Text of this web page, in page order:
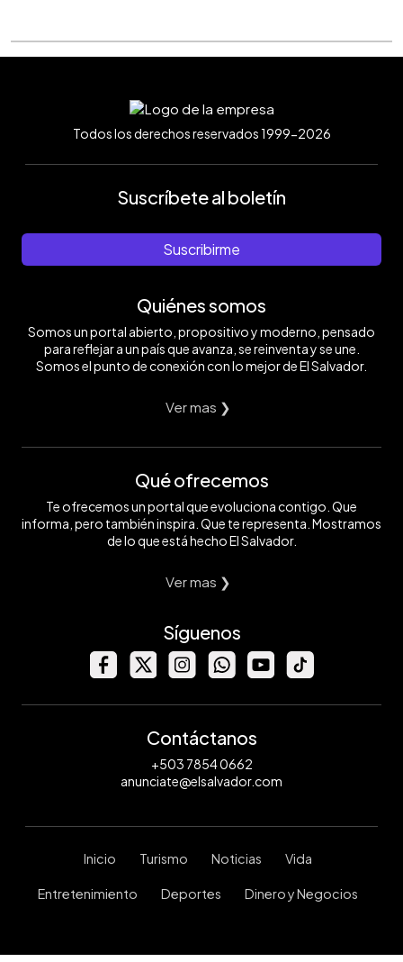
Todos los derechos reservados 1999-2026
Suscríbete al boletín
Suscribirme
Quiénes somos
Somos un portal abierto, propositivo y moderno, pensado
para reflejar a un país que avanza, se reinventa y se une.
Somos el punto de conexión con lo mejor de El Salvador.
Ver mas ❯
Qué ofrecemos
Te ofrecemos un portal que evoluciona contigo. Que
informa, pero también inspira. Que te representa. Mostramos
de lo que está hecho El Salvador.
Ver mas ❯
Síguenos
Contáctanos
+503 7854 0662
anunciate@elsalvador.com
Inicio Turismo Noticias Vida
Entretenimiento Deportes Dinero y Negocios